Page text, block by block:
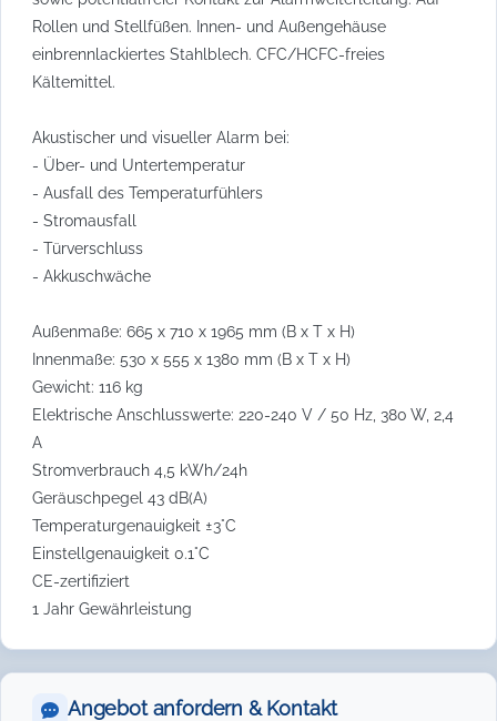
Rollen und Stellfüßen. Innen- und Außengehäuse
einbrennlackiertes Stahlblech. CFC/HCFC-freies
Kältemittel.
Akustischer und visueller Alarm bei:
- Über- und Untertemperatur
- Ausfall des Temperaturfühlers
- Stromausfall
- Türverschluss
- Akkuschwäche
Außenmaße: 665 x 710 x 1965 mm (B x T x H)
Innenmaße: 530 x 555 x 1380 mm (B x T x H)
Gewicht: 116 kg
Elektrische Anschlusswerte: 220-240 V / 50 Hz, 380 W, 2,4
A
Stromverbrauch 4,5 kWh/24h
Geräuschpegel 43 dB(A)
Temperaturgenauigkeit ±3°C
Einstellgenauigkeit 0.1°C
CE-zertifiziert
1 Jahr Gewährleistung
Angebot anfordern & Kontakt